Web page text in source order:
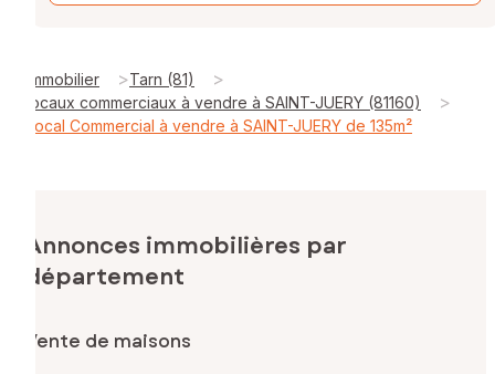
Immobilier >Tarn (81) >
locaux commerciaux à vendre à SAINT-JUERY (81160) >
Local Commercial à vendre à SAINT-JUERY de 135m²
Annonces immobilières par
département
Vente de maisons